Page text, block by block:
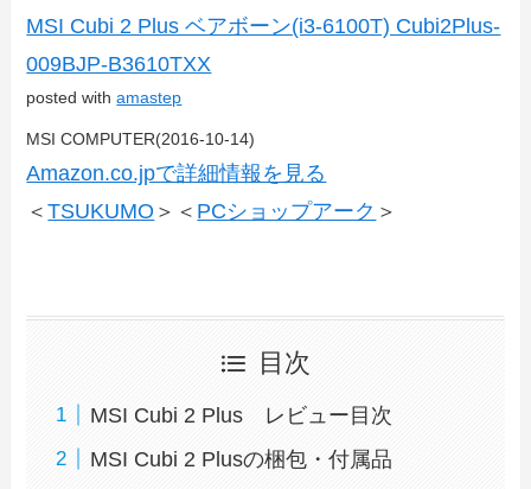
MSI Cubi 2 Plus ベアボーン(i3-6100T) Cubi2Plus-
009BJP-B3610TXX
posted withamastep
MSI COMPUTER(2016-10-14)
Amazon.co.jpで詳細情報を見る
＜TSUKUMO ＞＜ PCショップアーク ＞
目次
MSI Cubi 2 Plus レビュー目次
MSI Cubi 2 Plusの梱包・付属品